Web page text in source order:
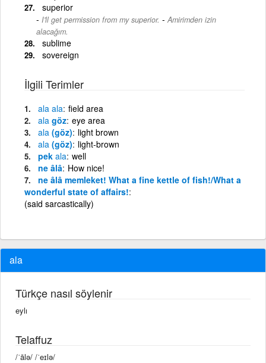
superior
I'll get permission from my superior. - Amirimden izin
alacağım.
sublime
sovereign
İlgili Terimler
ala ala field area
ala göz eye area
ala (göz) light brown
ala (göz) light-brown
pek ala well
ne âlâ How nice!
ne âlâ memleket! What a fine kettle of fish!/What a
wonderful state of affairs!
(said sarcastically)
ala
Türkçe nasıl söylenir
eylı
Telaffuz
/ˈālə/ /ˈeɪlə/